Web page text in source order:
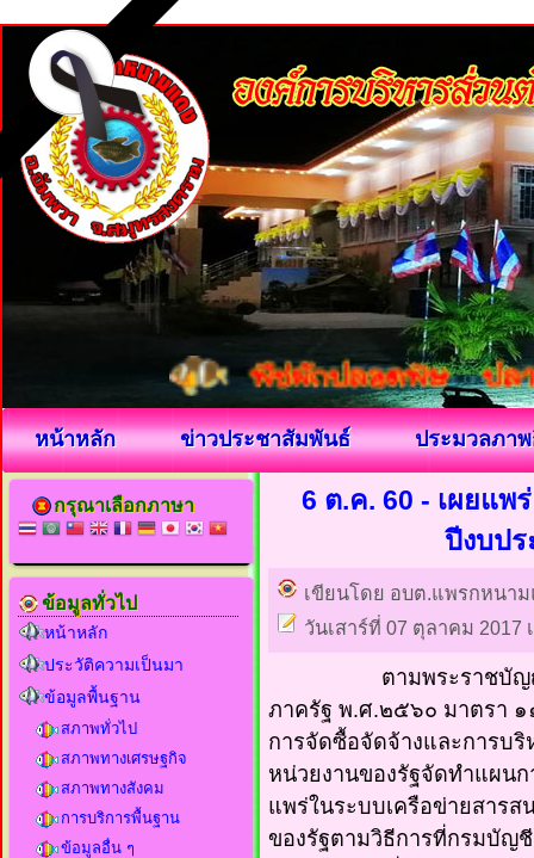
หน้าหลัก ข่าวประชาสัมพันธ์ ประมวลภา
6 ต.ค. 60 - เผยแพ
ปีงบป
เขียนโดย อบต.แพรกหนา
วันเสาร์ที่ 07 ตุลาคม 2017
ตามพระราชบัญญัติกา
ภาครัฐ พ.ศ.๒๕๖๐ มาตรา ๑
การจัดซื้อจัดจ้างและการบ
หน่วยงานของรัฐจัดทำแผน
แพร่ในระบบเครือข่ายสาร
ของรัฐตามวิธีการที่กรมบัญ
กรุณาเลือกภาษา
ข้อมูลทั่วไป
หน้าหลัก
ประวัติความเป็นมา
ข้อมูลพื้นฐาน
สภาพทั่วไป
สภาพทางเศรษฐกิจ
สภาพทางสังคม
การบริการพื้นฐาน
ข้อมูลอื่น ๆ